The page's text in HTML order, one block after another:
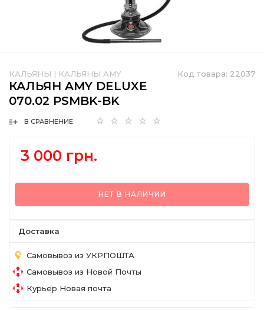
Код товара: 22037
КАЛЬЯНЫ | КАЛЬЯНЫ AMY
КАЛЬЯН AMY DELUXE
070.02 PSMBK-BK
В СРАВНЕНИЕ
3 000 грн.
НЕТ В НАЛИЧИИ
Доставка
Самовывоз из УКРПОШТА
Самовывоз из Новой Почты
Курьер Новая почта